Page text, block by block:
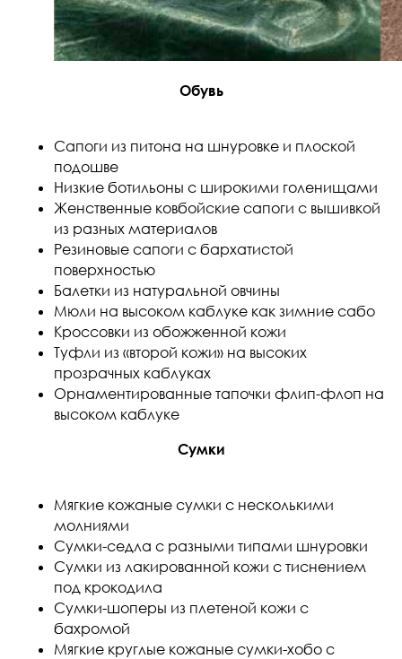
Обувь
Сапоги из питона на шнуровке и плоской
подошве
Низкие ботильоны с широкими голенищами
Женственные ковбойские сапоги с вышивкой
из разных материалов
Резиновые сапоги с бархатистой
поверхностью
Балетки из натуральной овчины
Мюли на высоком каблуке как зимние сабо
Кроссовки из обожженной кожи
Туфли из «второй кожи» на высоких
прозрачных каблуках
Орнаментированные тапочки флип-флоп на
высоком каблуке
Сумки
Мягкие кожаные сумки с несколькими
молниями
Сумки-седла с разными типами шнуровки
Сумки из лакированной кожи с тиснением
под крокодила
Сумки-шоперы из плетеной кожи с
бахромой
Мягкие круглые кожаные сумки-хобо с